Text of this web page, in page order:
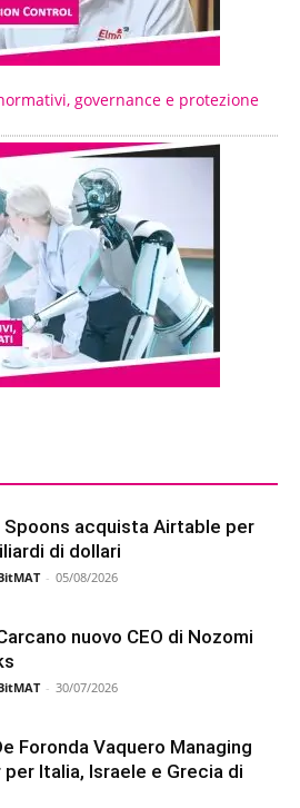
governance e protezione
Spoons acquista Airtable per
di dollari
- 05/08/2026
nuovo CEO di Nozomi
- 30/07/2026
Foronda Vaquero Managing
Italia, Israele e Grecia di